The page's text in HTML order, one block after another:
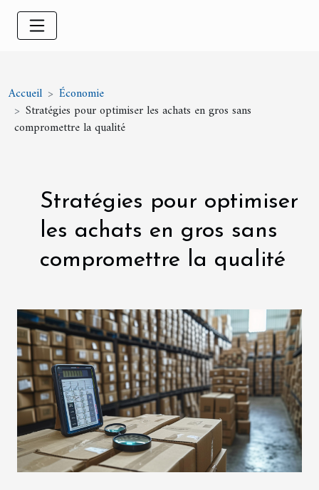
Accueil
Économie
Stratégies pour optimiser les achats en gros sans
compromettre la qualité
Stratégies pour optimiser
les achats en gros sans
compromettre la qualité